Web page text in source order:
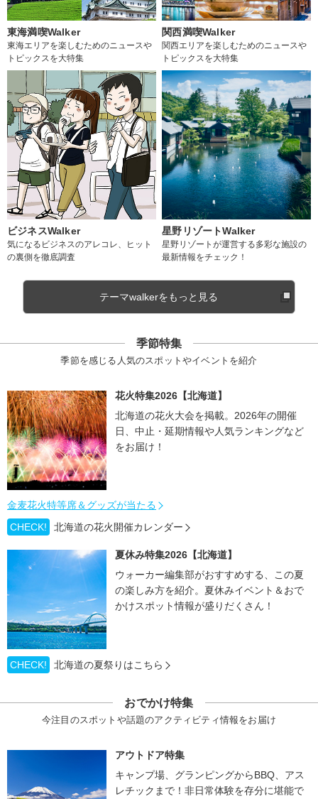
東海満喫Walker
東海エリアを楽しむためのニュースや
トピックスを大特集
関西満喫Walker
関西エリアを楽しむためのニュースや
トピックスを大特集
ビジネスWalker
気になるビジネスのアレコレ、ヒット
の裏側を徹底調査
星野リゾートWalker
星野リゾートが運営する多彩な施設の
最新情報をチェック！
テーマwalkerをもっと見る
季節特集
季節を感じる人気のスポットやイベントを紹介
花火特集2026【北海道】
北海道の花火大会を掲載。2026年の開催
日、中止・延期情報や人気ランキングなど
をお届け！
金麦花火特等席＆グッズが当たる
CHECK!
北海道の花火開催カレンダー
夏休み特集2026【北海道】
ウォーカー編集部がおすすめする、この夏
の楽しみ方を紹介。夏休みイベント＆おで
かけスポット情報が盛りだくさん！
CHECK! 北海道の夏祭りはこちら
おでかけ特集
今注目のスポットや話題のアクティビティ情報をお届け
アウトドア特集
キャンプ場、グランピングからBBQ、アス
レチックまで！非日常体験を存分に堪能で